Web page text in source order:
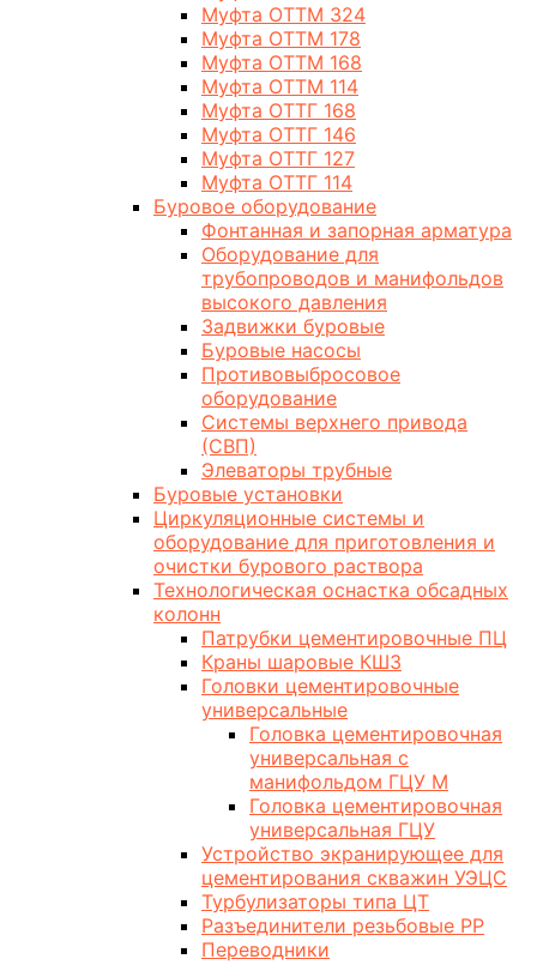
Муфта ОТТМ 324
Муфта ОТТМ 178
Муфта ОТТМ 168
Муфта ОТТМ 114
Муфта ОТТГ 168
Муфта ОТТГ 146
Муфта ОТТГ 127
Муфта ОТТГ 114
Буровое оборудование
Фонтанная и запорная арматура
Оборудование для
трубопроводов и манифольдов
высокого давления
Задвижки буровые
Буровые насосы
Противовыбросовое
оборудование
Системы верхнего привода
(СВП)
Элеваторы трубные
Буровые установки
Циркуляционные системы и
оборудование для приготовления и
очистки бурового раствора
Технологическая оснастка обсадных
колонн
Патрубки цементировочные ПЦ
Краны шаровые КШЗ
Головки цементировочные
универсальные
Головка цементировочная
универсальная с
манифольдом ГЦУ М
Головка цементировочная
универсальная ГЦУ
Устройство экранирующее для
цементирования скважин УЭЦС
Турбулизаторы типа ЦТ
Разъединители резьбовые РР
Переводники